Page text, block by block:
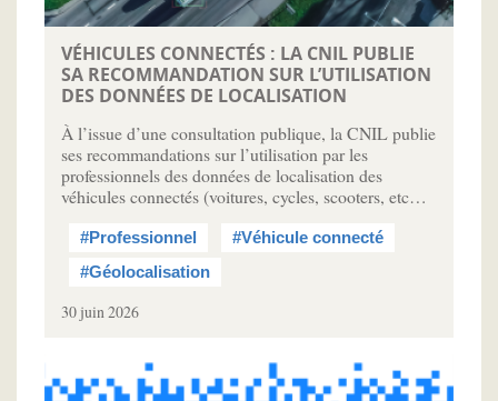
VÉHICULES CONNECTÉS : LA CNIL PUBLIE
SA RECOMMANDATION SUR L’UTILISATION
DES DONNÉES DE LOCALISATION
À l’issue d’une consultation publique, la CNIL publie
ses recommandations sur l’utilisation par les
professionnels des données de localisation des
véhicules connectés (voitures, cycles, scooters, etc…
#Professionnel
#Véhicule connecté
#Géolocalisation
30 juin 2026